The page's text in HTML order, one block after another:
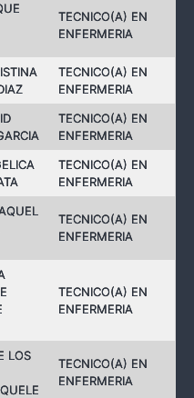
TECNICO(A) EN
ENFERMERIA
TECNICO(A) EN
ENFERMERIA
TECNICO(A) EN
ENFERMERIA
TECNICO(A) EN
ENFERMERIA
TECNICO(A) EN
ENFERMERIA
TECNICO(A) EN
ENFERMERIA
LOS
TECNICO(A) EN
ENFERMERIA